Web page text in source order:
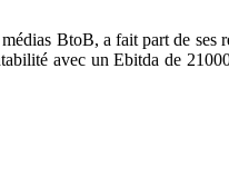
BtoB, a fait part de ses
avec un Ebitda de